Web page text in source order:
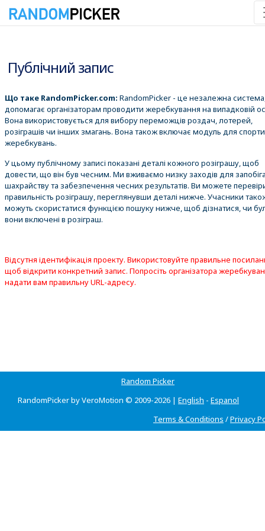
Публічний запис
Що таке RandomPicker.com: RandomPicker - це незалежна
допомагає організаторам проводити жеребкування на випадковій
Вона використовується для вибору переможців роздач, лотерей,
розіграшів чи інших змагань. Вона також включає модуль для
жеребкувань.
У цьому публічному записі показані деталі кожного розіграшу, щоб
довести, що він був чесним. Ми вживаємо низку заходів для
шахрайству та забезпечення чесних результатів. Ви можете
правильність розіграшу, переглянувши деталі нижче. Учасники
можуть скористатися функцією пошуку нижче, щоб дізнатися, чи
вони включені в розіграш.
Відсутня ідентифікація проекту. Використовуйте правильне
щоб відкрити конкретний запис. Попросіть організатора
надати вам правильну URL-адресу.
Random Picker
RandomPicker by VeroMotion © 2009-2026 | English - Espanol
Terms & Conditions /Privacy